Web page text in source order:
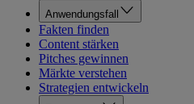
Anwendungsfall
Fakten finden
Content stärken
Pitches gewinnen
Märkte verstehen
Strategien entwickeln